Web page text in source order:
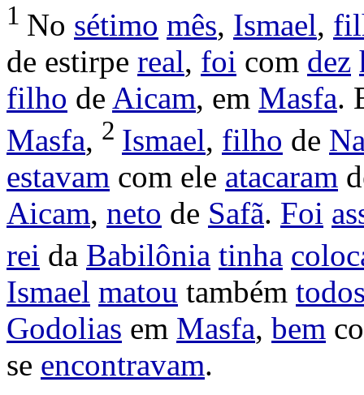
1 No sétimo mês, Ismael,
de estirpe real, foi com dez
filho de Aicam, em Masfa.
Masfa, 2 Ismael, filho de
estavam com ele atacaram
Aicam, neto de Safã. Foi
rei da Babilônia tinha
Ismael matou também
Godolias em Masfa, bem
se encontravam.